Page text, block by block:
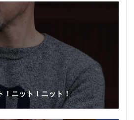
！ニット！ニット！